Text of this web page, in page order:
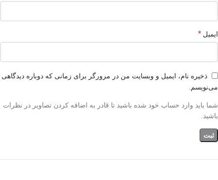
ایمیل *
ذخیره نام، ایمیل و وبسایت من در مرورگر برای زمانی که دوباره دیدگاهی
می‌نویسم.
شما باید وارد حساب خود شده باشید تا قادر به اضافه کردن تصاویر در نظرات
باشید.